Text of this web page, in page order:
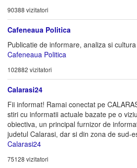
90388 vizitatori
Cafeneaua Politica
Publicatie de informare, analiza si
Cafeneaua Politica
102882 vizitatori
Calarasi24
Fii informat! Ramai conectat pe
stiri cu informatii actuale bazate pe o
obiectiva, un principal furnizor de
judetul Calarasi, dar si din zona de sud-
Calarasi24
75128 vizitatori